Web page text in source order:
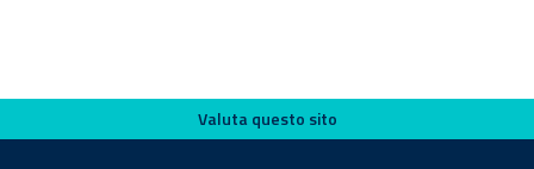
Valuta questo sito
Valuta questo sito